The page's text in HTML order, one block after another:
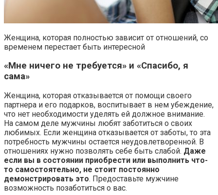
Женщина, которая полностью зависит от отношений, со
временем перестает быть интересной
«Мне ничего не требуется» и «Спасибо, я
сама»
Женщина, которая отказывается от помощи своего
партнера и его подарков, воспитывает в нем убеждение,
что нет необходимости уделять ей должное внимание.
На самом деле мужчины любят заботиться о своих
любимых. Если женщина отказывается от заботы, то эта
потребность мужчины остается неудовлетворенной. В
отношениях нужно позволять себе быть слабой. Даже
если вы в состоянии приобрести или выполнить что-
то самостоятельно, не стоит постоянно
демонстрировать это. Предоставьте мужчине
возможность позаботиться о вас.